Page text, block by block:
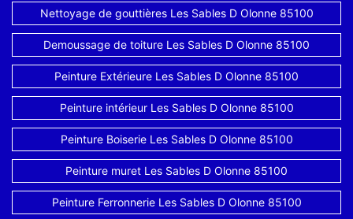
Nettoyage de gouttières Les Sables D Olonne 85100
Demoussage de toiture Les Sables D Olonne 85100
Peinture Extérieure Les Sables D Olonne 85100
Peinture intérieur Les Sables D Olonne 85100
Peinture Boiserie Les Sables D Olonne 85100
Peinture muret Les Sables D Olonne 85100
Peinture Ferronnerie Les Sables D Olonne 85100